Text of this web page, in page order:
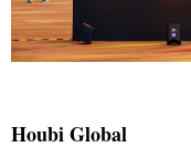
Houbi Global